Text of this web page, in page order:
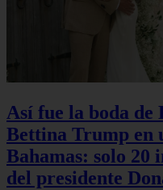
Así fue la boda
Bettina Trump en
Bahamas: solo 20
del presidente